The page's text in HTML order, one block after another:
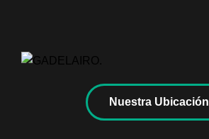
Nuestra Ubicación